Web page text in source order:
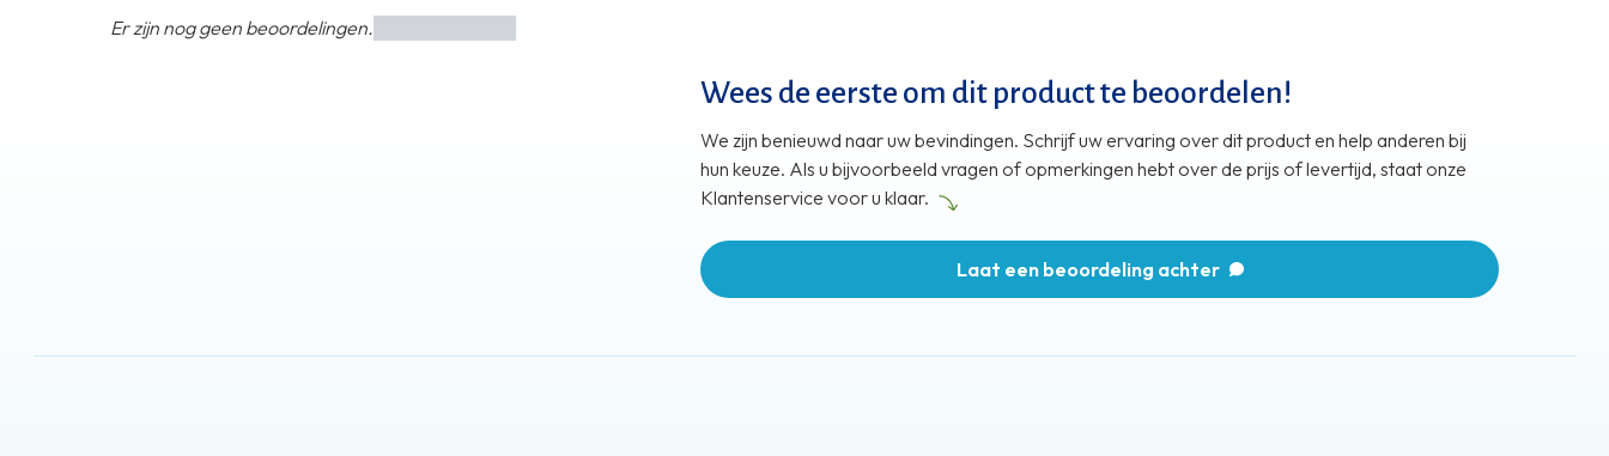
Er zijn nog geen beoordelingen.
Wees de eerste om dit product te beoordelen!
We zijn benieuwd naar uw bevindingen. Schrijf uw ervaring over dit product en help anderen bij
hun keuze. Als u bijvoorbeeld vragen of opmerkingen hebt over de prijs of levertijd, staat onze
Klantenservice voor u klaar.
Laat een beoordeling achter